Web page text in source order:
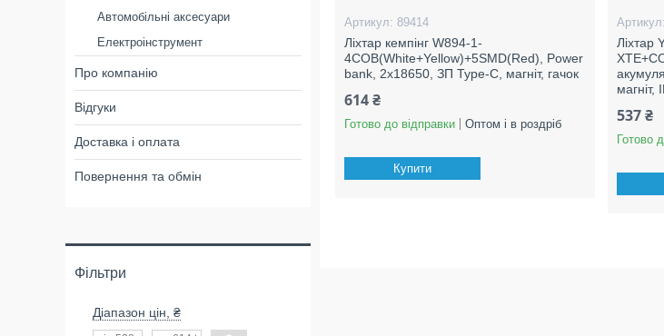
89414
Ліхтар кемпінг W894-1-
4COB(White+Yellow)+5SMD(Red), Power
bank, 2x18650, ЗП Type-C, магніт, гачок
614 ₴
Готово до відправки Оптом і в роздріб
Купити
Ліхтар
магніт,
537 ₴
Готово
Автомобільні аксесуари
Електроінструмент
Про компанію
Відгуки
Доставка і оплата
Повернення та обмін
Фільтри
Діапазон цін, ₴